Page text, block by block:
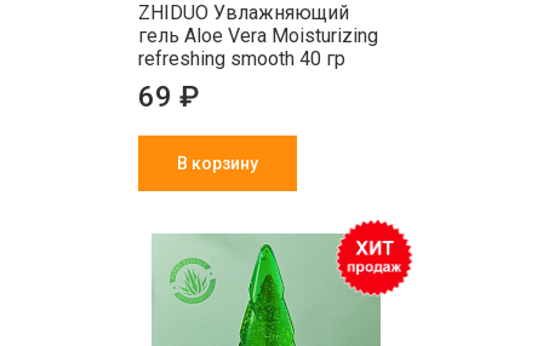
ZHIDUO Увлажняющий
гель Aloe Vera Moisturizing
refreshing smooth 40 гр
69 ₽
В корзину